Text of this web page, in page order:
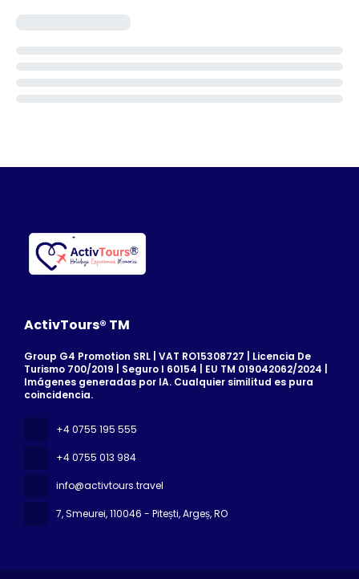
ActivTours® TM
Group G4 Promotion SRL | VAT RO15308727 | Licencia De
Turismo 700/2019 | Seguro I 60154 | EU TM 019042062/2024 |
Imágenes generadas por IA. Cualquier similitud es pura
coincidencia.
+4 0755 195 555
+4 0755 013 984
info@activtours.travel
7, Smeurei, 110046 - Pitești, Argeș, RO